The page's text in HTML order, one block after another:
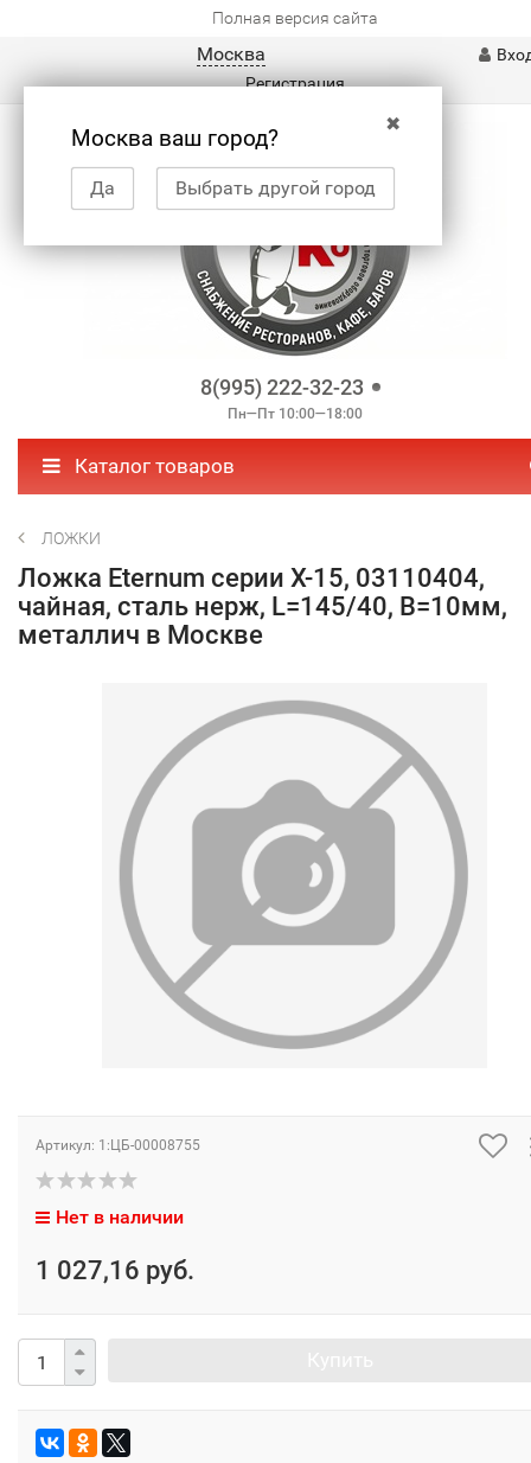
Полная версия сайта
Москва
✖
Москва ваш город?
Да Выбрать другой город
Регистрация
8(995) 222-32-23
Пн—Пт 10:00—18:00
Каталог товаров
ЛОЖКИ
Ложка Eternum серии X-15, 03110404,
чайная, сталь нерж, L=145/40, B=10мм,
металлич в Москве
Артикул: 1:ЦБ-00008755
Нет в наличии
1 027,16 руб.